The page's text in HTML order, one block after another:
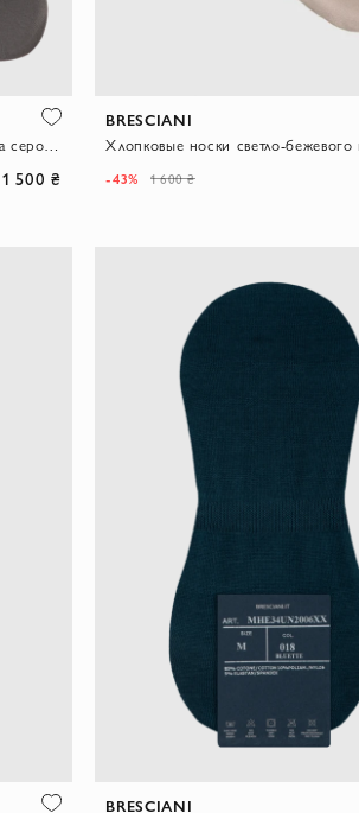
Мужские однотонные носки из хлопка серого цвета
1 500 ₴
BRESCIANI
-43% 1 600 ₴
BRESCIANI